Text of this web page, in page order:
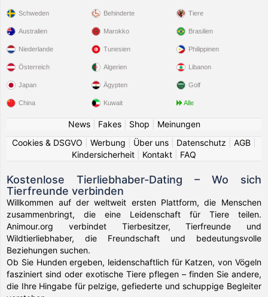
Schweden Behinderte Tiere
Australien
Niederlande
Österreich
Japan
China
Marokko
Tunesien
Algerien
Ägypten
Kuwait
Brasilien
Philippinen
Libanon
Golf
Alle
News| Fakes| Shop
Meinungen
Cookies & DSGVO
Werbung Über uns Datenschutz AGB
Kindersicherheit
Kontakt FAQ
Kostenlose Tierliebhaber-Dating – Wo sich
Tierfreunde verbinden
Willkommen auf der weltweit ersten Plattform, die Menschen
zusammenbringt, die eine Leidenschaft für Tiere teilen.
Animour.org verbindet Tierbesitzer, Tierfreunde und
Wildtierliebhaber, die Freundschaft und bedeutungsvolle
Beziehungen suchen.
Ob Sie Hunden ergeben, leidenschaftlich für Katzen, von Vögeln
fasziniert sind oder exotische Tiere pflegen – finden Sie andere,
die Ihre Hingabe für pelzige, gefiederte und schuppige Begleiter